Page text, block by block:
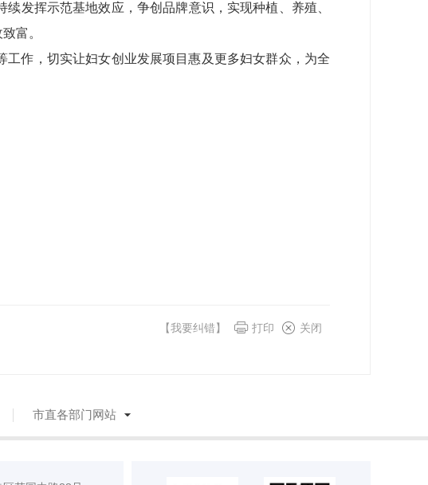
发挥示范基地效应，争创品牌意识，实现种植、养殖、
富。
作，切实让妇女创业发展项目惠及更多妇女群众，为全
【我要纠错】 打印 关闭
市直各部门网站